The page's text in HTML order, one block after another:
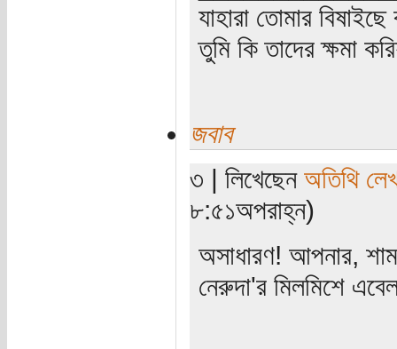
যাহারা তোমার
তুমি কি তাদের ক্ষমা
জবাব
৩ | লিখেছেন অতিথি
৮:৫১অপরাহ্ন)
অসাধারণ! আপনার,
নেরুদা'র মিলমিশে